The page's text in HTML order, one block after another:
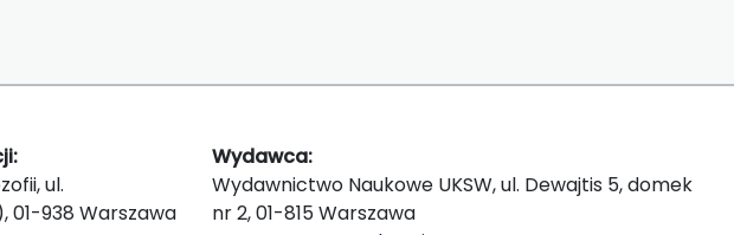
ul.
01-938 Warszawa
Wydawca:
Wydawnictwo Naukowe UKSW, ul. Dewajtis 5, domek
nr 2, 01-815 Warszawa